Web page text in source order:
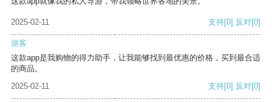
2025-02-11 支持[0] 反对[0]
游客
这款app是我购物的得力助手，让我能够找到最优惠的价格，买到最合适
的商品。
2025-02-11
支持[0] 反对[0]